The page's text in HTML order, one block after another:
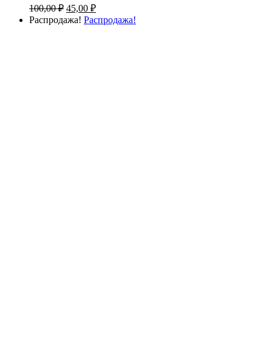
100,00₽ Первоначальная
цена
составляла
45,00 ₽Текущая
цена:
Распродажа! Распродажа!